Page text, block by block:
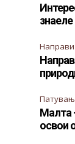
знаеле
Малта
освои